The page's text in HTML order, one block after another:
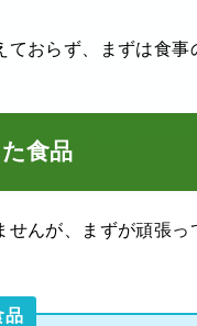
ておらず、まずは食事
食品
せんが、まずが頑張
品